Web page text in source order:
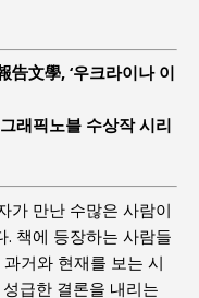
告文學, ‘우크라이나 이
래픽노블 수상작 시리
가 만난 수많은 사람이
. 책에 등장하는 사람들
거와 현재를 보는 시
급한 결론을 내리는